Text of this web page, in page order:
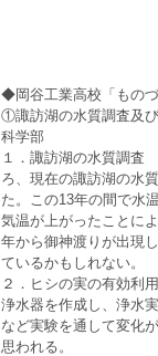
◆岡谷工業高校「もの
①諏訪湖の水質調査及
科学部
１．諏訪湖の水質調査
ろ、現在の諏訪湖の水
た。この13年の間で水
気温が上がったことに
年から御神渡りが出現
ているかもしれない。
２．ヒシの実の有効利
浄水器を作成し、浄水
など実験を通して変化
思われる。